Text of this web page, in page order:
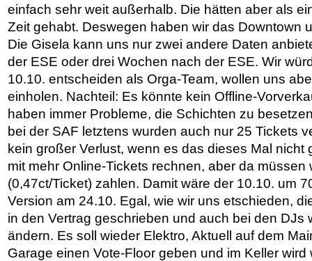
einfach sehr weit außerhalb. Die hätten aber als
Zeit gehabt. Deswegen haben wir das Downtown
Die Gisela kann uns nur zwei andere Daten
der ESE oder drei Wochen nach der ESE. Wir
10.10. entscheiden als Orga-Team, wollen uns
einholen. Nachteil: Es könnte kein Offline-
haben immer Probleme, die Schichten zu
bei der SAF letztens wurden auch nur 25 Tickets
kein großer Verlust, wenn es das dieses Mal nicht
mit mehr Online-Tickets rechnen, aber da müssen
(0,47ct/Ticket) zahlen. Damit wäre der 10.10. um
Version am 24.10. Egal, wie wir uns etschieden,
in den Vertrag geschrieben und auch bei den DJs
ändern. Es soll wieder Elektro, Aktuell auf dem
Garage einen Vote-Floor geben und im Keller wird